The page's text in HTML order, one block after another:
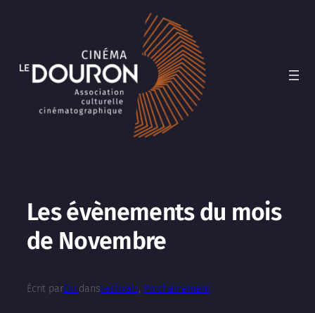
Les évènements du mois
de Novembre
Écrit parEricdansFestivals, Prochainement